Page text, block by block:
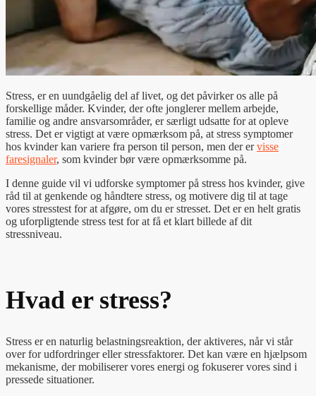
Stress, er en uundgåelig del af livet, og det påvirker os alle på
forskellige måder. Kvinder, der ofte jonglerer mellem arbejde,
familie og andre ansvarsområder, er særligt udsatte for at opleve
stress. Det er vigtigt at være opmærksom på, at stress symptomer
hos kvinder kan variere fra person til person, men der ervisse
faresignaler, som kvinder bør være opmærksomme på.
I denne guide vil vi udforske symptomer på stress hos kvinder, give
råd til at genkende og håndtere stress, og motivere dig til at tage
vores stresstest for at afgøre, om du er stresset. Det er en helt gratis
og uforpligtende stress test for at få et klart billede af dit
stressniveau.
Hvad er stress?
Stress er en naturlig belastningsreaktion, der aktiveres, når vi står
over for udfordringer eller stressfaktorer. Det kan være en hjælpsom
mekanisme, der mobiliserer vores energi og fokuserer vores sind i
pressede situationer.